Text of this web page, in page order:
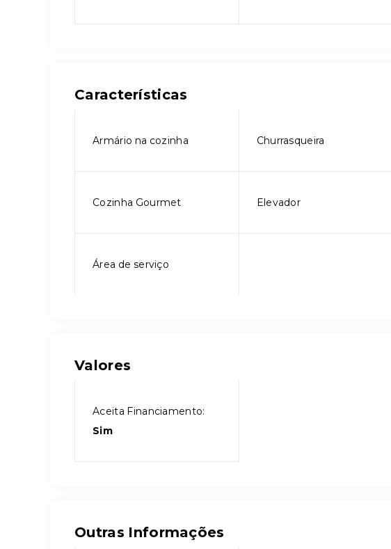
Características
Armário na cozinha Churrasqueira
Cozinha Gourmet Elevador
Área de serviço
Valores
Aceita Financiamento:
Sim
Outras Informações